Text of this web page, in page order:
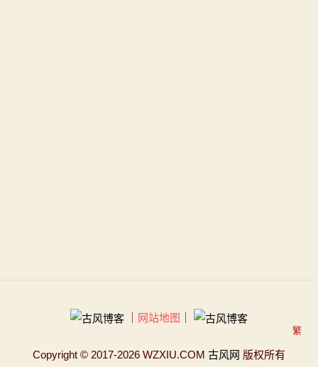
网站地图
Copyright © 2017-2026 WZXIU.COM 古风网 版权所有
繁